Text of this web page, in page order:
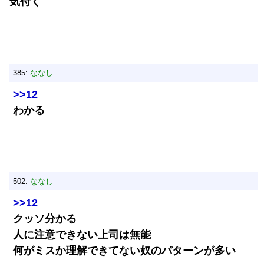
385: ななし
>>12
わかる
502: ななし
>>12
クッソ分かる
人に注意できない上司は無能
何がミスか理解できてない奴のパターンが多い